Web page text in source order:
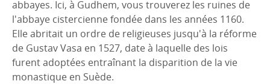
abbayes. Ici, à Gudhem, vous trouverez les ruines de
l'abbaye cistercienne fondée dans les années 1160.
Elle abritait un ordre de religieuses jusqu'à la réforme
de Gustav Vasa en 1527, date à laquelle des lois
furent adoptées entraînant la disparition de la vie
monastique en Suède.